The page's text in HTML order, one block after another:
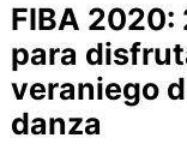
FIBA
para
veraniego
danza